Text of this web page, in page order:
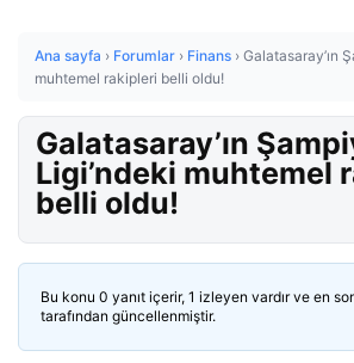
Ana sayfa › Forumlar › Finans › Galatasaray’ın
muhtemel rakipleri belli oldu!
Galatasaray’ın
Ligi’ndeki muhtemel
belli oldu!
Bu konu 0 yanıt içerir, 1 izleyen vardır ve en
tarafından güncellenmiştir.